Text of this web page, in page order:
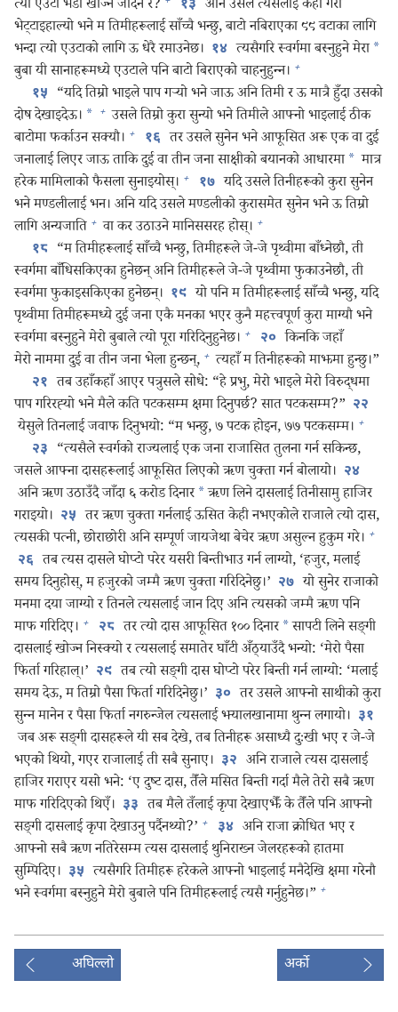
त्यो एउटा भेडा खोज्न जाँदैन र?
१३ अनि उसले त्यसलाई केही गरी
भेट्टाइहाल्यो भने म तिमीहरूलाई साँच्चै भन्छु, बाटो नबिराएका ९९ वटाका लागि
भन्दा त्यो एउटाको लागि ऊ धेरै रमाउनेछ। १४ त्यसैगरि स्वर्गमा बस्नुहुने मेरा *
बुबा यी सानाहरूमध्ये एउटाले पनि बाटो बिराएको चाहनुहुन्‍न। +
१५ “यदि तिम्रो भाइले पाप गऱ्‍यो भने जाऊ अनि तिमी र ऊ मात्रै हुँदा उसको
दोष देखाइदेऊ। * + उसले तिम्रो कुरा सुन्यो भने तिमीले आफ्नो भाइलाई ठीक
बाटोमा फर्काउन सक्यौ। + १६ तर उसले सुनेन भने आफूसित अरू एक वा दुई
जनालाई लिएर जाऊ ताकि दुई वा तीन जना साक्षीको बयानको आधारमा * मात्र
हरेक मामिलाको फैसला सुनाइयोस्‌। + १७ यदि उसले तिनीहरूको कुरा सुनेन
भने मण्डलीलाई भन। अनि यदि उसले मण्डलीको कुरासमेत सुनेन भने ऊ तिम्रो
लागि अन्यजाति + वा कर उठाउने मानिससरह होस्‌। +
१८ “म तिमीहरूलाई साँच्चै भन्छु, तिमीहरूले जे-जे पृथ्वीमा बाँध्नेछौ, ती
स्वर्गमा बाँधिसकिएका हुनेछन्‌ अनि तिमीहरूले जे-जे पृथ्वीमा फुकाउनेछौ, ती
स्वर्गमा फुकाइसकिएका हुनेछन्‌। १९ यो पनि म तिमीहरूलाई साँच्चै भन्छु, यदि
पृथ्वीमा तिमीहरूमध्ये दुई जना एकै मनका भएर कुनै महत्त्वपूर्ण कुरा माग्यौ भने
स्वर्गमा बस्नुहुने मेरो बुबाले त्यो पूरा गरिदिनुहुनेछ। + २० किनकि जहाँ
मेरो नाममा दुई वा तीन जना भेला हुन्छन्‌, + त्यहाँ म तिनीहरूको माझमा हुन्छु।”
२१ तब उहाँकहाँ आएर पत्रुसले सोधे: “हे प्रभु, मेरो भाइले मेरो विरुद्धमा
पाप गरिरह्‍यो भने मैले कति पटकसम्म क्षमा दिनुपर्छ? सात पटकसम्म?” २२
येसुले तिनलाई जवाफ दिनुभयो: “म भन्छु, ७ पटक होइन, ७७ पटकसम्म। +
२३ “त्यसैले स्वर्गको राज्यलाई एक जना राजासित तुलना गर्न सकिन्छ,
जसले आफ्ना दासहरूलाई आफूसित लिएको ऋण चुक्‍ता गर्न बोलायो। २४
अनि ऋण उठाउँदै जाँदा ६ करोड दिनार *ऋण लिने दासलाई तिनीसामु हाजिर
गराइयो। २५ तर ऋण चुक्‍ता गर्नलाई ऊसित केही नभएकोले राजाले त्यो दास,
त्यसकी पत्नी, छोराछोरी अनि सम्पूर्ण जायजेथा बेचेर ऋण असुल्न हुकुम गरे। +
२६ तब त्यस दासले घोप्टो परेर यसरी बिन्तीभाउ गर्न लाग्यो, ‘हजुर, मलाई
समय दिनुहोस्‌, म हजुरको जम्मै ऋण चुक्‍ता गरिदिनेछु।’ २७ यो सुनेर राजाको
मनमा दया जाग्यो र तिनले त्यसलाई जान दिए अनि त्यसको जम्मै ऋण पनि
माफ गरिदिए। + २८ तर त्यो दास आफूसित १०० दिनार *सापटी लिने सङ्‌गी
दासलाई खोज्न निस्क्यो र त्यसलाई समातेर घाँटी अँठ्‌याउँदै भन्यो: ‘मेरो पैसा
फिर्ता गरिहाल्‌।’ २९ तब त्यो सङ्‌गी दास घोप्टो परेर बिन्ती गर्न लाग्यो: ‘मलाई
समय देऊ, म तिम्रो पैसा फिर्ता गरिदिनेछु।’ ३० तर उसले आफ्नो साथीको कुरा
सुन्‍न मानेन र पैसा फिर्ता नगरुन्जेल त्यसलाई झ्यालखानामा थुन्‍न लगायो। ३१
जब अरू सङ्‌गी दासहरूले यी सब देखे, तब तिनीहरू असाध्यै दुःखी भए र जे-जे
भएको थियो, गएर राजालाई ती सबै सुनाए। ३२ अनि राजाले त्यस दासलाई
हाजिर गराएर यसो भने: ‘ए दुष्ट दास, तैँले मसित बिन्ती गर्दा मैले तेरो सबै ऋण
माफ गरिदिएको थिएँ। ३३ तब मैले तँलाई कृपा देखाएझैँ के तैँले पनि आफ्नो
सङ्‌गी दासलाई कृपा देखाउनु पर्दैनथ्यो?’ + ३४ अनि राजा क्रोधित भए र
आफ्नो सबै ऋण नतिरेसम्म त्यस दासलाई थुनिराख्न जेलरहरूको हातमा
सुम्पिदिए। ३५ त्यसैगरि तिमीहरू हरेकले आफ्नो भाइलाई मनैदेखि क्षमा गरेनौ
भने स्वर्गमा बस्नुहुने मेरो बुबाले पनि तिमीहरूलाई त्यसै गर्नुहुनेछ।” +
अघिल्लो अर्को